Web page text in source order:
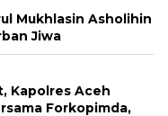
Mukhlasin Asholihin
Jiwa
Kapolres Aceh
Forkopimda,